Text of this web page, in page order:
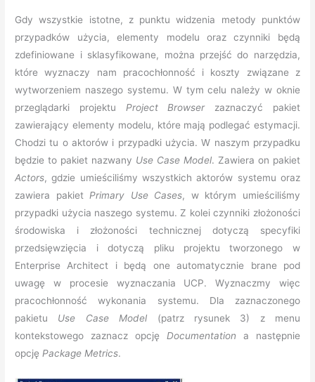
Gdy wszystkie istotne, z punktu widzenia metody punktów
przypadków użycia, elementy modelu oraz czynniki będą
zdefiniowane i sklasyfikowane, można przejść do narzędzia,
które wyznaczy nam pracochłonność i koszty związane z
wytworzeniem naszego systemu. W tym celu należy w oknie
przeglądarki projektu Project Browserzaznaczyć pakiet
zawierający elementy modelu, które mają podlegać estymacji.
Chodzi tu o aktorów i przypadki użycia. W naszym przypadku
będzie to pakiet nazwany Use Case Model. Zawiera on pakiet
Actors, gdzie umieściliśmy wszystkich aktorów systemu oraz
zawiera pakiet Primary Use Cases, w którym umieściliśmy
przypadki użycia naszego systemu. Z kolei czynniki złożoności
środowiska i złożoności technicznej dotyczą specyfiki
przedsięwzięcia i dotyczą pliku projektu tworzonego w
Enterprise Architect i będą one automatycznie brane pod
uwagę w procesie wyznaczania UCP. Wyznaczmy więc
pracochłonność wykonania systemu. Dla zaznaczonego
pakietu Use Case Model (patrz rysunek 3) z menu
kontekstowego zaznacz opcję Documentation a następnie
opcję Package Metrics.